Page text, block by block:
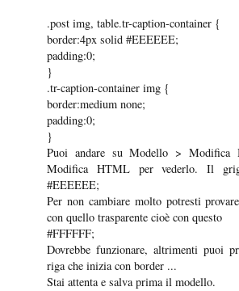
.post img, table.tr-caption-container {
border:4px solid #EEEEEE;
padding:0;
}
.tr-caption-container img {
border:medium none;
padding:0;
}
Puoi andare su Modello >
Modifica HTML per vederlo. Il
#EEEEEE;
Per non cambiare molto potresti
con quello trasparente cioè con questo
#FFFFFF;
Dovrebbe funzionare, altrimenti puoi
riga che inizia con border ...
Stai attenta e salva prima il modello.